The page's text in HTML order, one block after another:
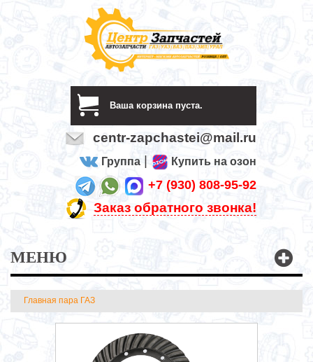
Ваша корзина пуста.
centr-zapchastei@mail.ru
Группа Купить на озон
+7 (930) 808-95-92
Заказ обратного звонка!
МЕНЮ
Главная пара ГАЗ